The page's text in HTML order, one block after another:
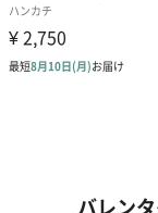
バレン